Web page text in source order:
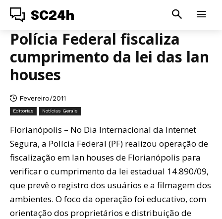
SC24h
Polícia Federal fiscaliza
cumprimento da lei das lan
houses
Fevereiro/2011
Editorias Notícias Gerais
Florianópolis – No Dia Internacional da Internet
Segura, a Polícia Federal (PF) realizou operação de
fiscalização em lan houses de Florianópolis para
verificar o cumprimento da lei estadual 14.890/09,
que prevê o registro dos usuários e a filmagem dos
ambientes. O foco da operação foi educativo, com
orientação dos proprietários e distribuição de